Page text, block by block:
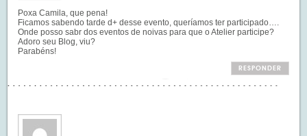
Poxa Camila, que pena!
Ficamos sabendo tarde d+ desse evento, queríamos ter participado….
Onde posso sabr dos eventos de noivas para que o Atelier participe?
Adoro seu Blog, viu?
Parabéns!
RESPONDER